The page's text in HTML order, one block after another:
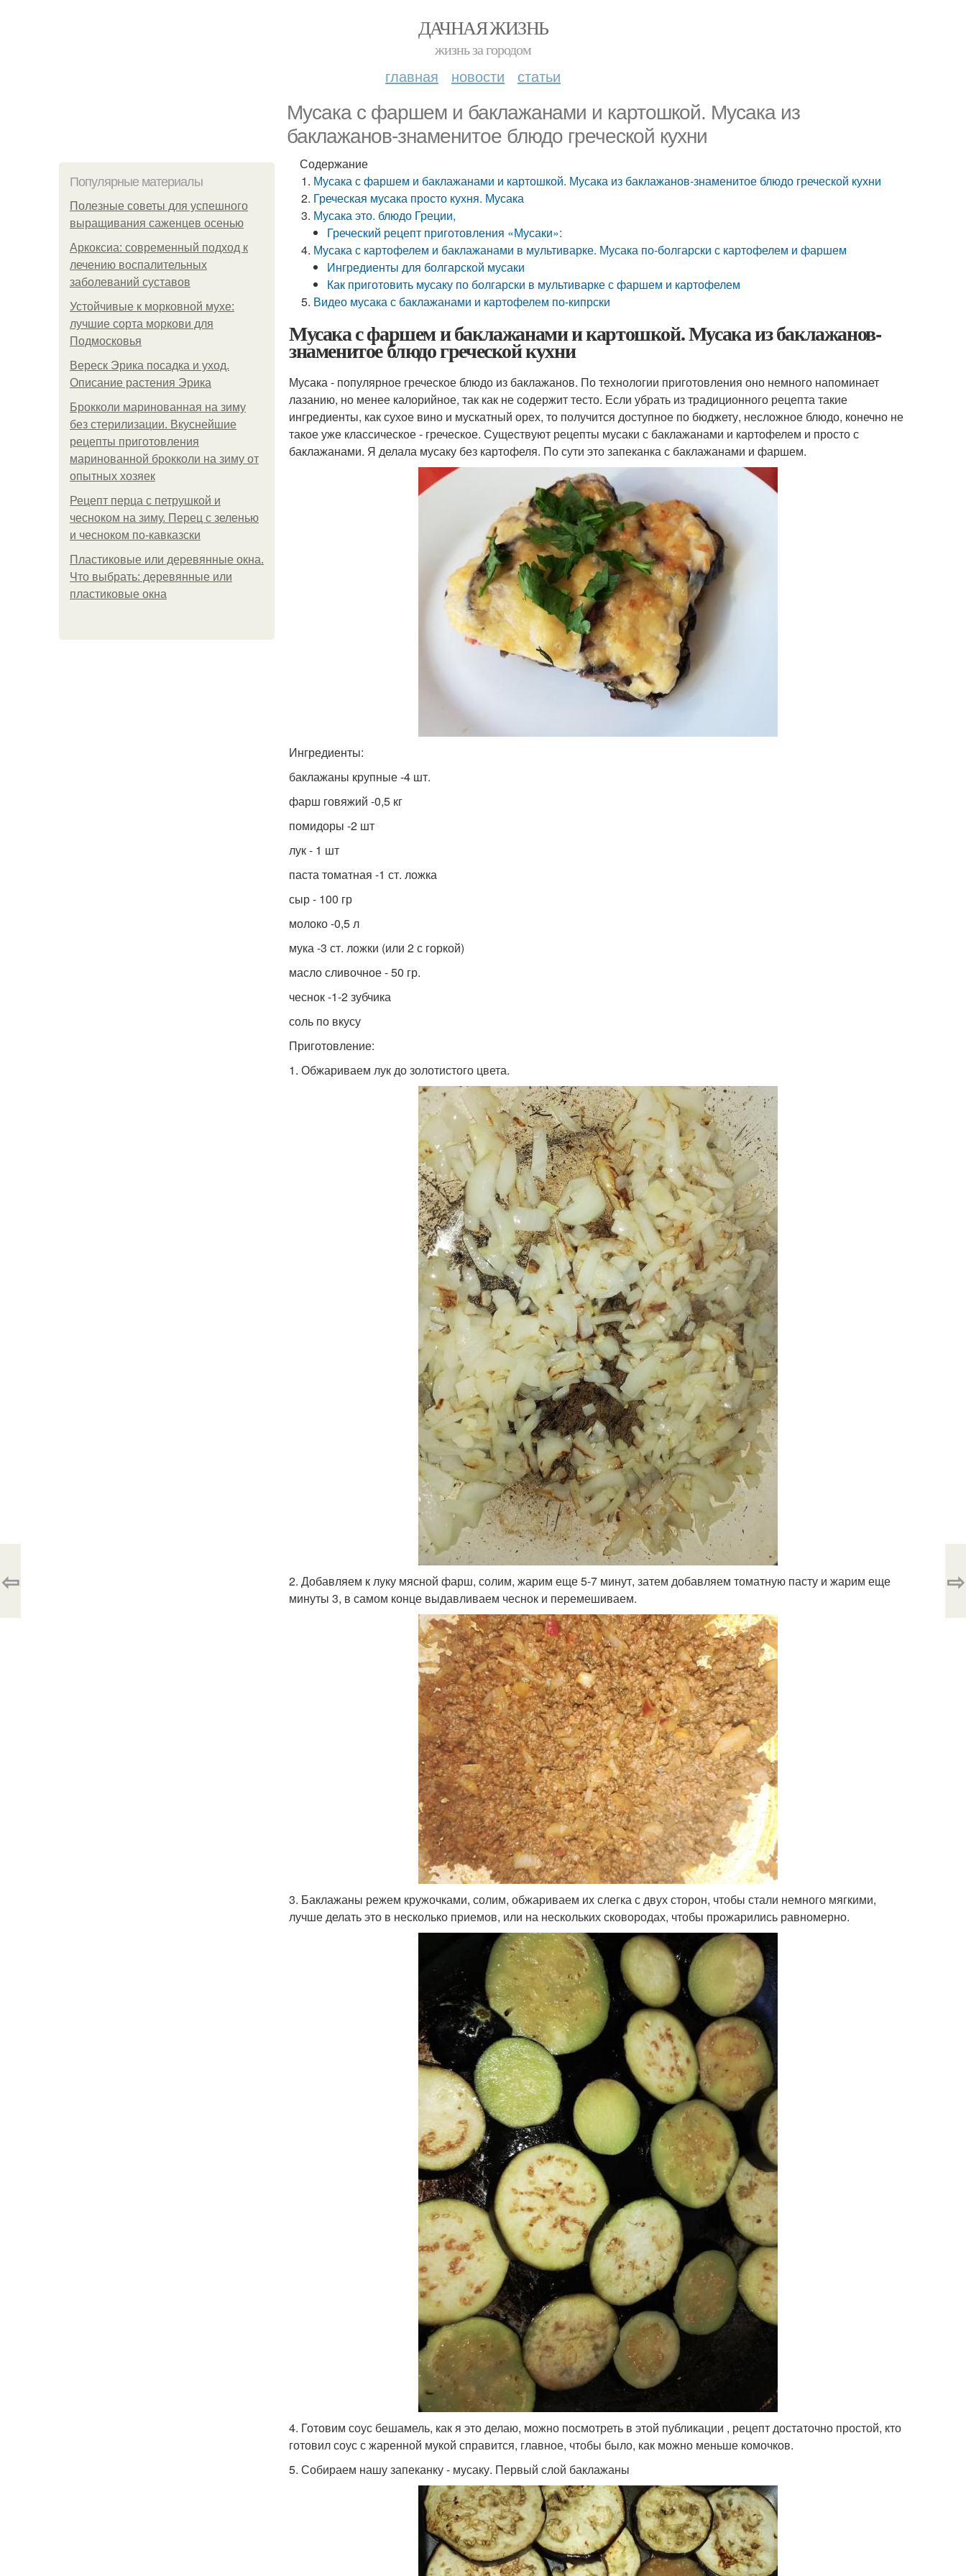
ДАЧНАЯ ЖИЗНЬ
жизнь за городом
главная новости статьи
Мусака с фаршем и баклажанами и картошкой. Мусака из
баклажанов-знаменитое блюдо греческой кухни
Популярные материалы
Полезные советы для успешного
выращивания саженцев осенью
Аркоксиа: современный подход к
лечению воспалительных
заболеваний суставов
Устойчивые к морковной мухе:
лучшие сорта моркови для
Подмосковья
Вереск Эрика посадка и уход.
Описание растения Эрика
Брокколи маринованная на зиму
без стерилизации. Вкуснейшие
рецепты приготовления
маринованной брокколи на зиму от
опытных хозяек
Рецепт перца с петрушкой и
чесноком на зиму. Перец с зеленью
и чесноком по-кавказски
Пластиковые или деревянные окна.
Что выбрать: деревянные или
пластиковые окна
Содержание
Мусака с фаршем и баклажанами и картошкой. Мусака из баклажанов-знаменитое блюдо греческой кухни
Греческая мусака просто кухня. Мусака
Мусака это. блюдо Греции,
Греческий рецепт приготовления «Мусаки»:
Мусака с картофелем и баклажанами в мультиварке. Мусака по-болгарски с картофелем и фаршем
Ингредиенты для болгарской мусаки
Как приготовить мусаку по болгарски в мультиварке с фаршем и картофелем
Видео мусака с баклажанами и картофелем по-кипрски
Мусака с фаршем и баклажанами и картошкой. Мусака из баклажанов-
знаменитое блюдо греческой кухни
Мусака - популярное греческое блюдо из баклажанов. По технологии приготовления оно немного напоминает
лазанию, но менее калорийное, так как не содержит тесто. Если убрать из традиционного рецепта такие
ингредиенты, как сухое вино и мускатный орех, то получится доступное по бюджету, несложное блюдо, конечно не
такое уже классическое - греческое. Существуют рецепты мусаки с баклажанами и картофелем и просто с
баклажанами. Я делала мусаку без картофеля. По сути это запеканка с баклажанами и фаршем.
Ингредиенты:
баклажаны крупные -4 шт.
фарш говяжий -0,5 кг
помидоры -2 шт
лук - 1 шт
паста томатная -1 ст. ложка
сыр - 100 гр
молоко -0,5 л
мука -3 ст. ложки (или 2 с горкой)
масло сливочное - 50 гр.
чеснок -1-2 зубчика
соль по вкусу
Приготовление:
1. Обжариваем лук до золотистого цвета.
2. Добавляем к луку мясной фарш, солим, жарим еще 5-7 минут, затем добавляем томатную пасту и жарим еще
минуты 3, в самом конце выдавливаем чеснок и перемешиваем.
3. Баклажаны режем кружочками, солим, обжариваем их слегка с двух сторон, чтобы стали немного мягкими,
лучше делать это в несколько приемов, или на нескольких сковородах, чтобы прожарились равномерно.
4. Готовим соус бешамель, как я это делаю, можно посмотреть в этой публикации , рецепт достаточно простой, кто
готовил соус с жаренной мукой справится, главное, чтобы было, как можно меньше комочков.
5. Собираем нашу запеканку - мусаку. Первый слой баклажаны
⇦ ⇨